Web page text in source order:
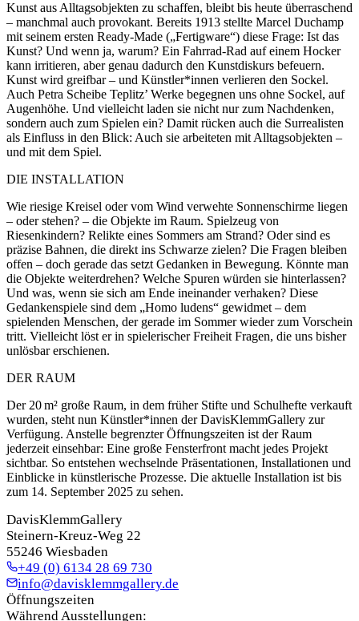
Kunst aus Alltagsobjekten zu schaffen, bleibt bis heute überraschend
– manchmal auch provokant. Bereits 1913 stellte Marcel Duchamp
mit seinem ersten Ready-Made („Fertigware“) diese Frage: Ist das
Kunst? Und wenn ja, warum? Ein Fahrrad-Rad auf einem Hocker
kann irritieren, aber genau dadurch den Kunstdiskurs befeuern.
Kunst wird greifbar – und Künstler*innen verlieren den Sockel.
Auch Petra Scheibe Teplitz’ Werke begegnen uns ohne Sockel, auf
Augenhöhe. Und vielleicht laden sie nicht nur zum Nachdenken,
sondern auch zum Spielen ein? Damit rücken auch die Surrealisten
als Einfluss in den Blick: Auch sie arbeiteten mit Alltagsobjekten –
und mit dem Spiel.
DIE INSTALLATION
Wie riesige Kreisel oder vom Wind verwehte Sonnenschirme liegen
– oder stehen? – die Objekte im Raum. Spielzeug von
Riesenkindern? Relikte eines Sommers am Strand? Oder sind es
präzise Bahnen, die direkt ins Schwarze zielen? Die Fragen bleiben
offen – doch gerade das setzt Gedanken in Bewegung. Könnte man
die Objekte weiterdrehen? Welche Spuren würden sie hinterlassen?
Und was, wenn sie sich am Ende ineinander verhaken? Diese
Gedankenspiele sind dem „Homo ludens“ gewidmet – dem
spielenden Menschen, der gerade im Sommer wieder zum Vorschein
tritt. Vielleicht löst er in spielerischer Freiheit Fragen, die uns bisher
unlösbar erschienen.
DER RAUM
Der 20 m² große Raum, in dem früher Stifte und Schulhefte verkauft
wurden, steht nun Künstler*innen der DavisKlemmGallery zur
Verfügung. Anstelle begrenzter Öffnungszeiten ist der Raum
jederzeit einsehbar: Eine große Fensterfront macht jedes Projekt
sichtbar. So entstehen wechselnde Präsentationen, Installationen und
Einblicke in künstlerische Prozesse. Die aktuelle Installation ist bis
zum 14. September 2025 zu sehen.
DavisKlemmGallery
Steinern-Kreuz-Weg 22
55246 Wiesbaden
+49 (0) 6134 28 69 730
info@davisklemmgallery.de
Öffnungszeiten
Während Ausstellungen: